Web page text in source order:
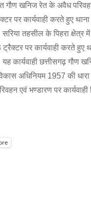
गौण खनिज रेत के अवैध
पर कार्यवाही करते हुए
सरिया तहसील के पिहरा
पर कार्यवाही करते हुए
यह कार्यवाही छत्तीसगढ़ गौण
अधिनियम 1957 की
एवं भण्डारण पर कार्यवाही